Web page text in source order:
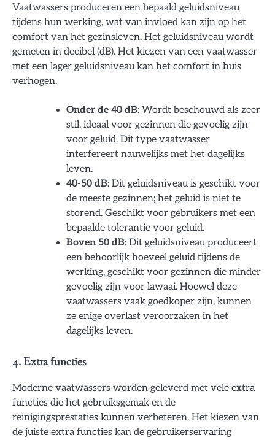
Vaatwassers produceren een bepaald geluidsniveau
tijdens hun werking, wat van invloed kan zijn op het
comfort van het gezinsleven. Het geluidsniveau wordt
gemeten in decibel (dB). Het kiezen van een vaatwasser
met een lager geluidsniveau kan het comfort in huis
verhogen.
Onder de 40 dB: Wordt beschouwd als zeer
stil, ideaal voor gezinnen die gevoelig zijn
voor geluid. Dit type vaatwasser
interfereert nauwelijks met het dagelijks
leven.
40-50 dB: Dit geluidsniveau is geschikt voor
de meeste gezinnen; het geluid is niet te
storend. Geschikt voor gebruikers met een
bepaalde tolerantie voor geluid.
Boven 50 dB: Dit geluidsniveau produceert
een behoorlijk hoeveel geluid tijdens de
werking, geschikt voor gezinnen die minder
gevoelig zijn voor lawaai. Hoewel deze
vaatwassers vaak goedkoper zijn, kunnen
ze enige overlast veroorzaken in het
dagelijks leven.
4. Extra functies
Moderne vaatwassers worden geleverd met vele extra
functies die het gebruiksgemak en de
reinigingsprestaties kunnen verbeteren. Het kiezen van
de juiste extra functies kan de gebruikerservaring